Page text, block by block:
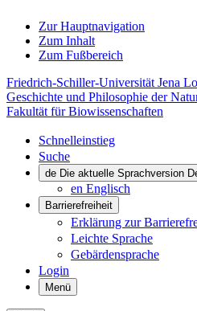
Zur Hauptnavigation
Zum Inhalt
Zum Fußbereich
Friedrich-Schiller-Universität Jena
Geschichte und Philosophie der
Fakultät für Biowissenschaften
Schnelleinstieg
Suche
de Die aktuelle Sprachversion
en Englisch
Barrierefreiheit
Erklärung zur
Leichte Sprache
Gebärdensprache
Login
Menü